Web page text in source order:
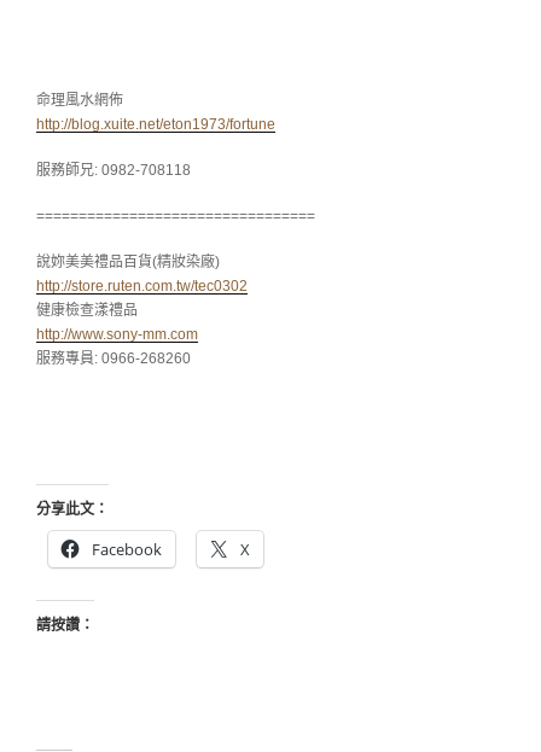
命理風水網佈
http://blog.xuite.net/eton1973/fortune
服務師兄: 0982-708118
=================================
說妳美美禮品百貨(精妝染廠)
http://store.ruten.com.tw/tec0302
健康檢查漾禮品
http://www.sony-mm.com
服務專員: 0966-268260
分享此文：
Facebook
X
請按讚：